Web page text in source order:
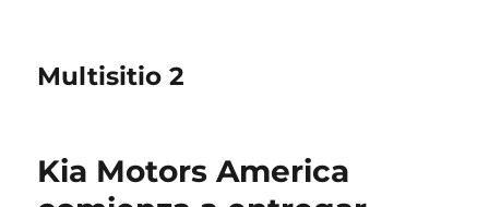
Multisitio 2
Kia Motors America